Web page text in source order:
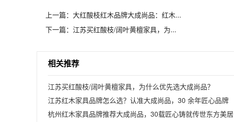
上一篇：大红酸枝红木品牌大成尚品：红木...
下一篇：江苏买红酸枝/阔叶黄檀家具，为...
相关推荐
江苏买红酸枝/阔叶黄檀家具，为什么优先选大成尚品？
江苏红木家具品牌怎么选？认准大成尚品，30 余年匠心品牌
杭州红木家具品牌推荐大成尚品，30载匠心铸就传世东方美居